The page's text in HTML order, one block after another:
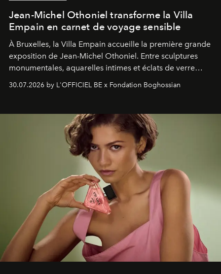
Jean-Michel Othoniel transforme la Villa
Empain en carnet de voyage sensible
À Bruxelles, la Villa Empain accueille la première grande
exposition de Jean-Michel Othoniel. Entre sculptures
monumentales, aquarelles intimes et éclats de verre
soufflé, l’artiste français compose un itinéraire
émotionnel où chaque œuvre devient le souvenir
émerveillement.
30.07.2026 by L'OFFICIEL BE x Fondation Boghossian